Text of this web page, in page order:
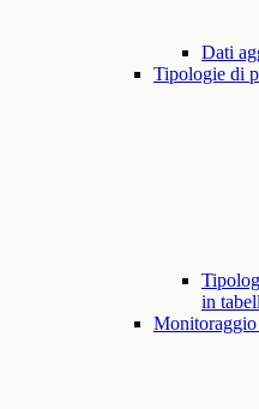
Dati
Tipologie di
in